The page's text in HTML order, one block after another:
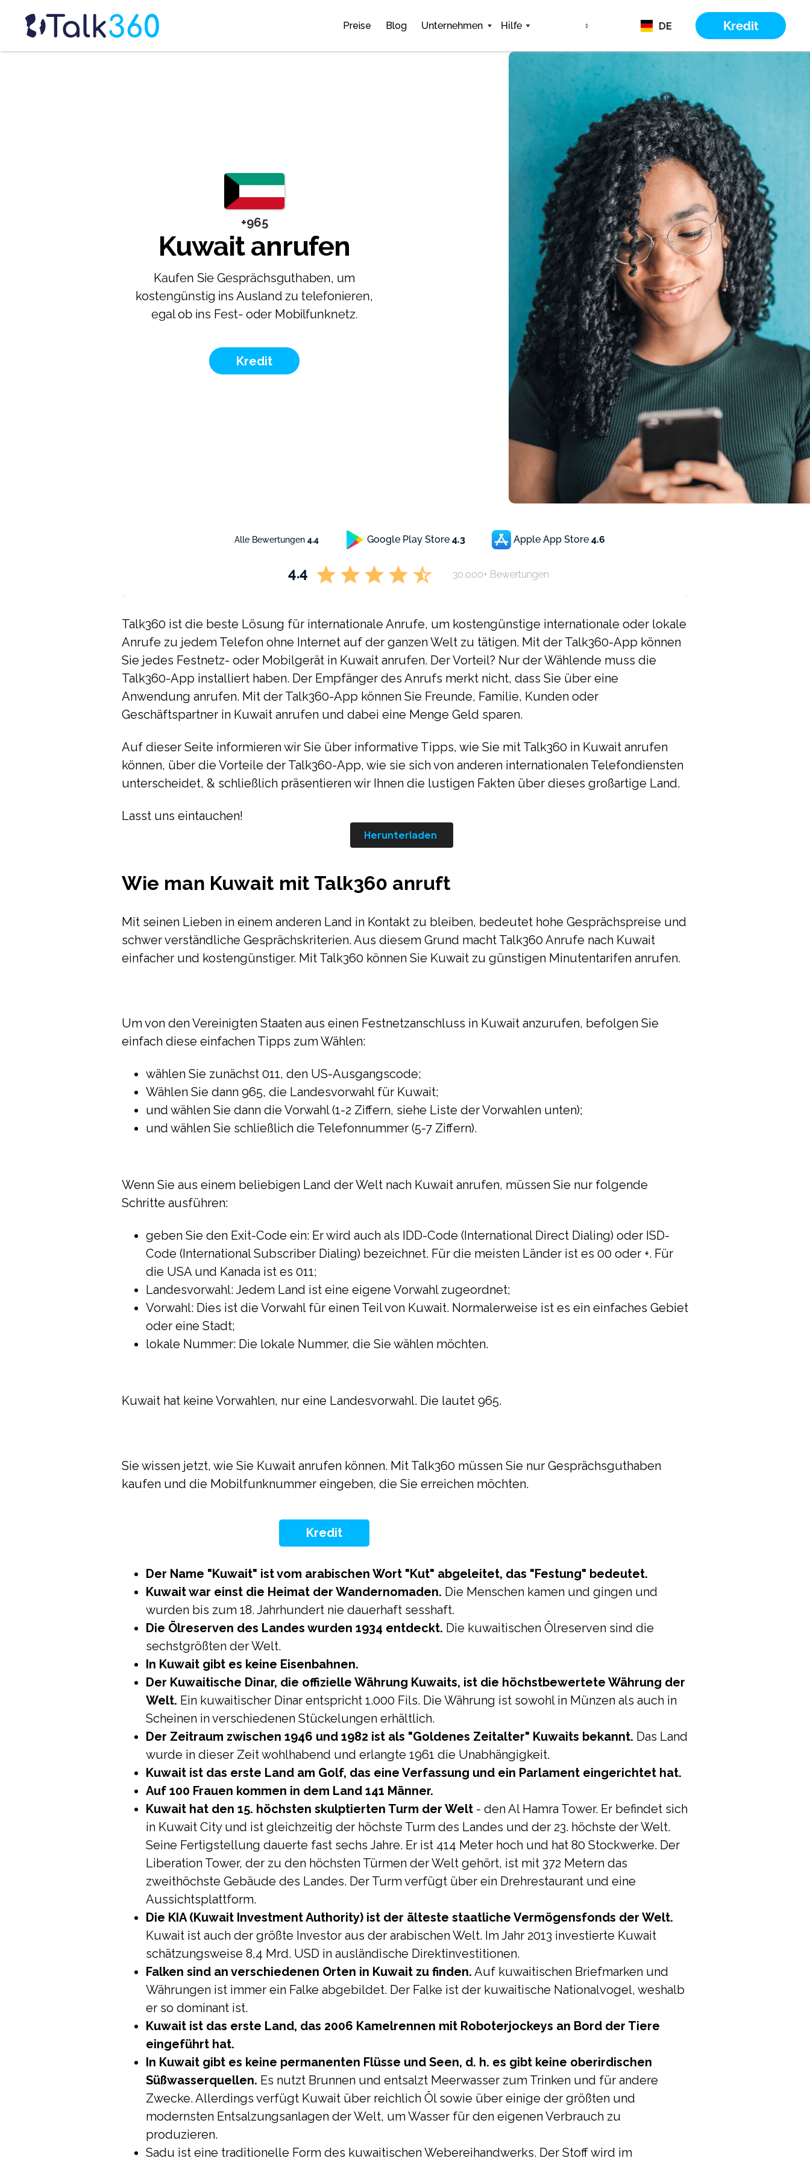
Preise Blog Unternehmen Hilfe DE Kredit
+965
Kuwait anrufen
Kaufen Sie Gesprächsguthaben, um
kostengünstig ins Ausland zu telefonieren,
egal ob ins Fest- oder Mobilfunknetz.
Kredit
Alle Bewertungen 4.4 Google Play Store 4.3 Apple App Store 4.6
4.4 30.000+ Bewertungen
Talk360 ist die beste Lösung für internationale Anrufe, um kostengünstige internationale oder lokale
Anrufe zu jedem Telefon ohne Internet auf der ganzen Welt zu tätigen. Mit der Talk360-App können
Sie jedes Festnetz- oder Mobilgerät in Kuwait anrufen. Der Vorteil? Nur der Wählende muss die
Talk360-App installiert haben. Der Empfänger des Anrufs merkt nicht, dass Sie über eine
Anwendung anrufen. Mit der Talk360-App können Sie Freunde, Familie, Kunden oder
Geschäftspartner in Kuwait anrufen und dabei eine Menge Geld sparen.
Auf dieser Seite informieren wir Sie über informative Tipps, wie Sie mit Talk360 in Kuwait anrufen
können, über die Vorteile der Talk360-App, wie sie sich von anderen internationalen Telefondiensten
unterscheidet, & schließlich präsentieren wir Ihnen die lustigen Fakten über dieses großartige Land.
Lasst uns eintauchen!
Herunterladen
Wie man Kuwait mit Talk360 anruft
Mit seinen Lieben in einem anderen Land in Kontakt zu bleiben, bedeutet hohe Gesprächspreise und
schwer verständliche Gesprächskriterien. Aus diesem Grund macht Talk360 Anrufe nach Kuwait
einfacher und kostengünstiger. Mit Talk360 können Sie Kuwait zu günstigen Minutentarifen anrufen.
Um von den Vereinigten Staaten aus einen Festnetzanschluss in Kuwait anzurufen, befolgen Sie
einfach diese einfachen Tipps zum Wählen:
wählen Sie zunächst 011, den US-Ausgangscode;
Wählen Sie dann 965, die Landesvorwahl für Kuwait;
und wählen Sie dann die Vorwahl (1-2 Ziffern, siehe Liste der Vorwahlen unten);
und wählen Sie schließlich die Telefonnummer (5-7 Ziffern).
Wenn Sie aus einem beliebigen Land der Welt nach Kuwait anrufen, müssen Sie nur folgende
Schritte ausführen:
geben Sie den Exit-Code ein: Er wird auch als IDD-Code (International Direct Dialing) oder ISD-
Code (International Subscriber Dialing) bezeichnet. Für die meisten Länder ist es 00 oder +. Für
die USA und Kanada ist es 011;
Landesvorwahl: Jedem Land ist eine eigene Vorwahl zugeordnet;
Vorwahl: Dies ist die Vorwahl für einen Teil von Kuwait. Normalerweise ist es ein einfaches Gebiet
oder eine Stadt;
lokale Nummer: Die lokale Nummer, die Sie wählen möchten.
Kuwait hat keine Vorwahlen, nur eine Landesvorwahl. Die lautet 965.
Sie wissen jetzt, wie Sie Kuwait anrufen können. Mit Talk360 müssen Sie nur Gesprächsguthaben
kaufen und die Mobilfunknummer eingeben, die Sie erreichen möchten.
Kredit
Der Name "Kuwait" ist vom arabischen Wort "Kut" abgeleitet, das "Festung" bedeutet.
Kuwait war einst die Heimat der Wandernomaden. Die Menschen kamen und gingen und
wurden bis zum 18. Jahrhundert nie dauerhaft sesshaft.
Die Ölreserven des Landes wurden 1934 entdeckt. Die kuwaitischen Ölreserven sind die
sechstgrößten der Welt.
In Kuwait gibt es keine Eisenbahnen.
Der Kuwaitische Dinar, die offizielle Währung Kuwaits, ist die höchstbewertete Währung der
Welt. Ein kuwaitischer Dinar entspricht 1.000 Fils. Die Währung ist sowohl in Münzen als auch in
Scheinen in verschiedenen Stückelungen erhältlich.
Der Zeitraum zwischen 1946 und 1982 ist als "Goldenes Zeitalter" Kuwaits bekannt. Das Land
wurde in dieser Zeit wohlhabend und erlangte 1961 die Unabhängigkeit.
Kuwait ist das erste Land am Golf, das eine Verfassung und ein Parlament eingerichtet hat.
Auf 100 Frauen kommen in dem Land 141 Männer.
Kuwait hat den 15. höchsten skulptierten Turm der Welt - den Al Hamra Tower. Er befindet sich
in Kuwait City und ist gleichzeitig der höchste Turm des Landes und der 23. höchste der Welt.
Seine Fertigstellung dauerte fast sechs Jahre. Er ist 414 Meter hoch und hat 80 Stockwerke. Der
Liberation Tower, der zu den höchsten Türmen der Welt gehört, ist mit 372 Metern das
zweithöchste Gebäude des Landes. Der Turm verfügt über ein Drehrestaurant und eine
Aussichtsplattform.
Die KIA (Kuwait Investment Authority) ist der älteste staatliche Vermögensfonds der Welt.
Kuwait ist auch der größte Investor aus der arabischen Welt. Im Jahr 2013 investierte Kuwait
schätzungsweise 8,4 Mrd. USD in ausländische Direktinvestitionen.
Falken sind an verschiedenen Orten in Kuwait zu finden. Auf kuwaitischen Briefmarken und
Währungen ist immer ein Falke abgebildet. Der Falke ist der kuwaitische Nationalvogel, weshalb
er so dominant ist.
Kuwait ist das erste Land, das 2006 Kamelrennen mit Roboterjockeys an Bord der Tiere
eingeführt hat.
In Kuwait gibt es keine permanenten Flüsse und Seen, d. h. es gibt keine oberirdischen
Süßwasserquellen. Es nutzt Brunnen und entsalzt Meerwasser zum Trinken und für andere
Zwecke. Allerdings verfügt Kuwait über reichlich Öl sowie über einige der größten und
modernsten Entsalzungsanlagen der Welt, um Wasser für den eigenen Verbrauch zu
produzieren.
Sadu ist eine traditionelle Form des kuwaitischen Webereihandwerks. Der Stoff wird im